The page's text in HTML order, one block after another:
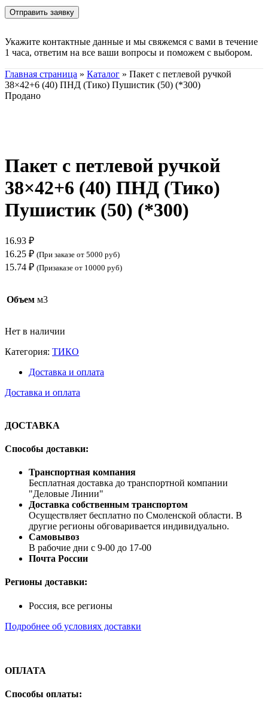
Укажите контактные данные и мы свяжемся с вами в течение
1 часа, ответим на все ваши вопросы и поможем с выбором.
Главная страница » Каталог » Пакет с петлевой ручкой
38×42+6 (40) ПНД (Тико) Пушистик (50) (*300)
Продано
Пакет с петлевой ручкой
38×42+6 (40) ПНД (Тико)
Пушистик (50) (*300)
16.93 ₽
16.25 ₽ (При заказе от 5000 руб)
15.74 ₽ (Призаказе от 10000 руб)
Объем м3
Нет в наличии
Категория: ТИКО
Доставка и оплата
Доставка и оплата
ДОСТАВКА
Способы доставки:
Транспортная компания
Бесплатная доставка до транспортной компании
"Деловые Линии"
Доставка собственным транспортом
Осуществляет бесплатно по Смоленской области. В
другие регионы обговаривается индивидуально.
Самовывоз
В рабочие дни с 9-00 до 17-00
Почта России
Регионы доставки:
Россия, все регионы
Подробнее об условиях доставки
ОПЛАТА
Способы оплаты: